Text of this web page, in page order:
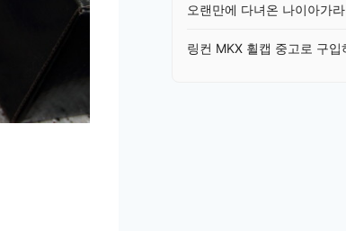
오랜만에 다녀온 나이아가
링컨 MKX 휠캡 중고로 구입